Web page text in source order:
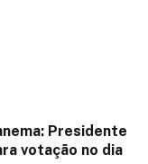
Presidente
votação no dia